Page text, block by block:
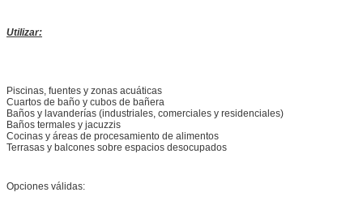
Utilizar:
Piscinas, fuentes y zonas acuáticas
Cuartos de baño y cubos de bañera
Baños y lavanderías (industriales, comerciales y residenciales)
Baños termales y jacuzzis
Cocinas y áreas de procesamiento de alimentos
Terrasas y balcones sobre espacios desocupados
Opciones válidas: